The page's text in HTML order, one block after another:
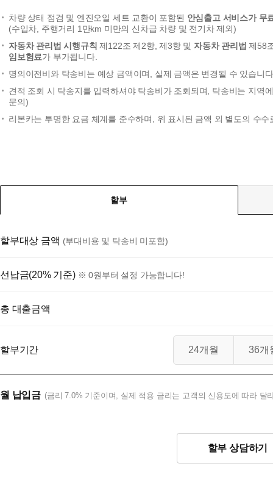
차량 상태 점검 및 엔진오일 세트 교환이 포함된 안심출고 서비스가 무
(수입차, 주행거리 1만km 미만의 신차급 차량 및 전기차 제외)
자동차 관리법 시행규칙 제122조 제2항, 제3항 및자동차 관리법 제58
임보험료가 부가됩니다.
명의이전비와 탁송비는 예상 금액이며, 실제 금액은 변경될 수 있습니
견적 조회 시 탁송지를 입력하셔야 탁송비가 조회되며, 탁송비는 지역
문의)
리본카는 투명한 요금 체계를 준수하며, 위 표시된 금액 외 별도의 수
할부
할부대상 금액 (부대비용 및 탁송비 미포함)
선납금(20% 기준) ※ 0원부터 설정 가능합니다!
총 대출금액
할부기간 24개월 36개
월 납입금 (금리 7.0% 기준이며, 실제 적용 금리는 고객의 신용도에 따라 달
할부 상담하기